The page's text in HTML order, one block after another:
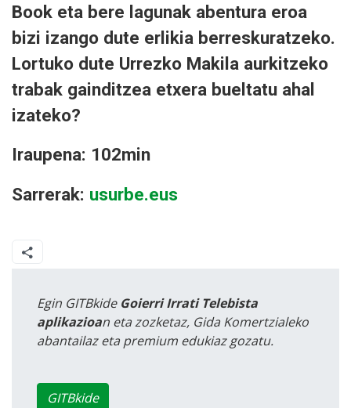
Book eta bere lagunak abentura eroa
bizi izango dute erlikia berreskuratzeko.
Lortuko dute Urrezko Makila aurkitzeko
trabak gainditzea etxera bueltatu ahal
izateko?
Iraupena: 102min
Sarrerak: usurbe.eus
Egin GITBkide Goierri Irrati Telebista
aplikazioan eta zozketaz, Gida Komertzialeko
abantailaz eta premium edukiaz gozatu.
GITBkide